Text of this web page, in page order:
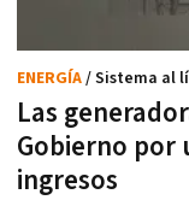
Las
Gobierno por
ingresos
ENERGÍA/ Sistema al